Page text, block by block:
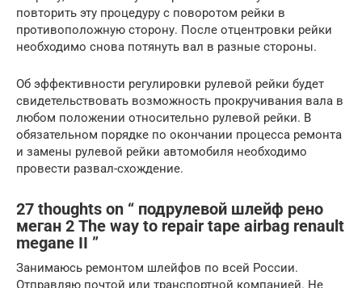
повторить эту процедуру с поворотом рейки в
противоположную сторону. После отцентровки рейки
необходимо снова потянуть вал в разные стороны.
Об эффективности регулировки рулевой рейки будет
свидетельствовать возможность прокручивания вала в
любом положении относительно рулевой рейки. В
обязательном порядке по окончании процесса ремонта
и замены рулевой рейки автомобиля необходимо
провести развал-схождение.
27 thoughts on “ подрулевой шлейф рено
меган 2 The way to repair tape airbag renault
megane II ”
Занимаюсь ремонтом шлейфов по всей России.
Отправляю почтой или транспортной компанией. Не